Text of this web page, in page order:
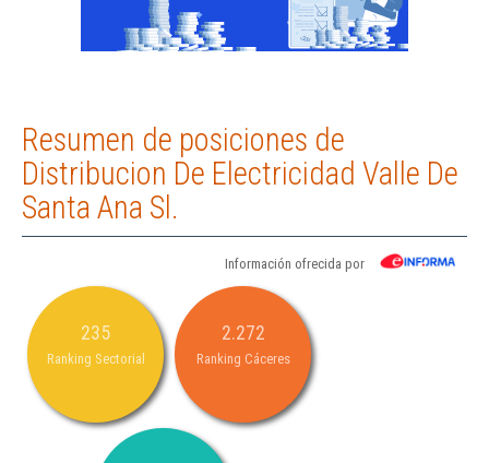
Resumen de posiciones de
Distribucion De Electricidad Valle De
Santa Ana Sl.
Información ofrecida por
235
Ranking Sectorial
2.272
Ranking Cáceres